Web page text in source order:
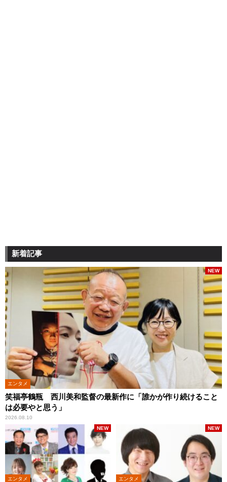
新着記事
エンタメ
笑福亭鶴瓶 西川美和監督の最新作に「誰かが作り続けること
は必要やと思う」
2026.08.10
NEW
エンタメ
NEW
エンタメ
NEW